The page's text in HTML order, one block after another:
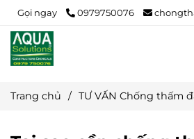
Gọi ngay 0979750076
Trang chủ / TƯ VẤN Chống thấm